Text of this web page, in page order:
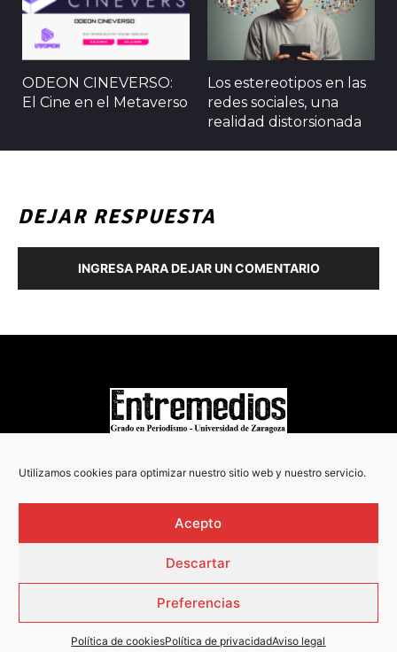
Utilizamos cookies para optimizar nuestro sitio web y nuestro servicio.
Acepto
Descartar
Preferencias
Política de cookiesPolítica de privacidadAviso legal
ODEON CINEVERSO:
El Cine en el Metaverso
Los estereotipos en las
redes sociales, una
realidad distorsionada
DEJAR RESPUESTA
INGRESA PARA DEJAR UN COMENTARIO